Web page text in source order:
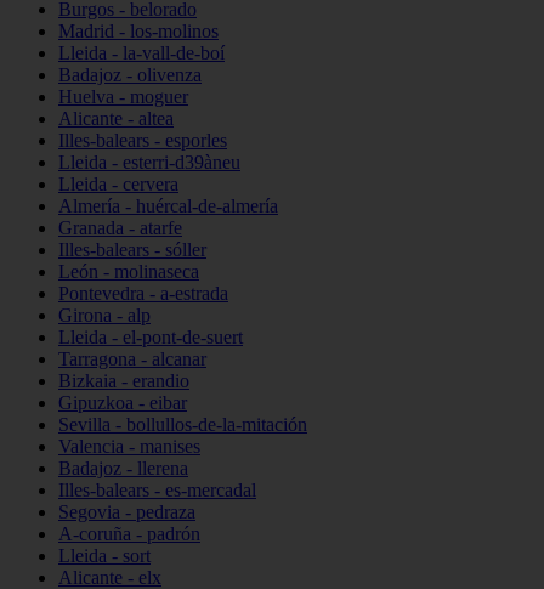
Burgos - belorado
Madrid - los-molinos
Lleida - la-vall-de-boí
Badajoz - olivenza
Huelva - moguer
Alicante - altea
Illes-balears - esporles
Lleida - esterri-d39àneu
Lleida - cervera
Almería - huércal-de-almería
Granada - atarfe
Illes-balears - sóller
León - molinaseca
Pontevedra - a-estrada
Girona - alp
Lleida - el-pont-de-suert
Tarragona - alcanar
Bizkaia - erandio
Gipuzkoa - eibar
Sevilla - bollullos-de-la-mitación
Valencia - manises
Badajoz - llerena
Illes-balears - es-mercadal
Segovia - pedraza
A-coruña - padrón
Lleida - sort
Alicante - elx